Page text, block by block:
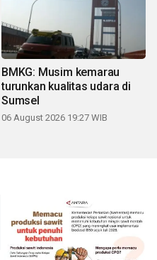
BMKG: Musim kemarau
turunkan kualitas udara di
Sumsel
06 August 2026 19:27 WIB